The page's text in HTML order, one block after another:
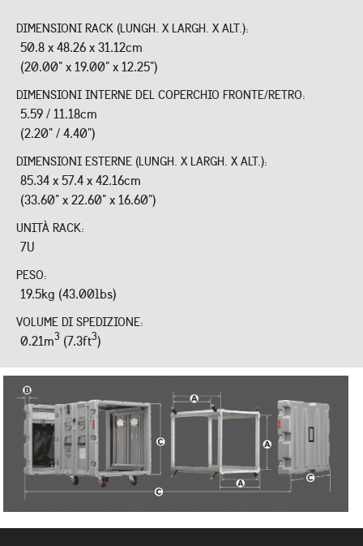
DIMENSIONI RACK (LUNGH. X LARGH. X ALT.):
50.8 x 48.26 x 31.12cm
(20.00" x 19.00" x 12.25")
DIMENSIONI INTERNE DEL COPERCHIO FRONTE/RETRO:
5.59 / 11.18cm
(2.20" / 4.40")
DIMENSIONI ESTERNE (LUNGH. X LARGH. X ALT.):
85.34 x 57.4 x 42.16cm
(33.60" x 22.60" x 16.60")
UNITÀ RACK:
7U
PESO:
19.5kg (43.00lbs)
VOLUME DI SPEDIZIONE:
0.21m3 (7.3ft3)